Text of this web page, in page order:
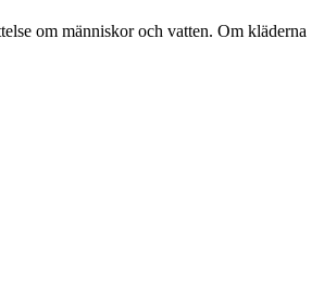
om människor och vatten. Om kläderna